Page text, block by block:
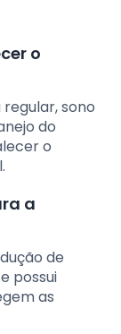
o
sono
do
o
a
de
possui
as